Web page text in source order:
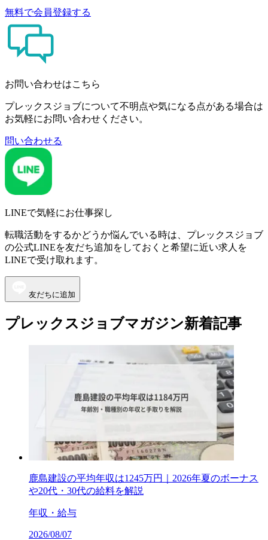
無料で会員登録する
お問い合わせはこちら
プレックスジョブについて不明点や気になる点がある場合は
お気軽にお問い合わせください。
問い合わせる
LINEで気軽にお仕事探し
転職活動をするかどうか悩んでいる時は、プレックスジョブ
の公式LINEを友だち追加をしておくと希望に近い求人を
LINEで受け取れます。
友だちに追加
プレックスジョブマガジン新着記事
鹿島建設の平均年収は1245万円｜2026年夏のボーナス
や20代・30代の給料を解説
年収・給与
2026/08/07